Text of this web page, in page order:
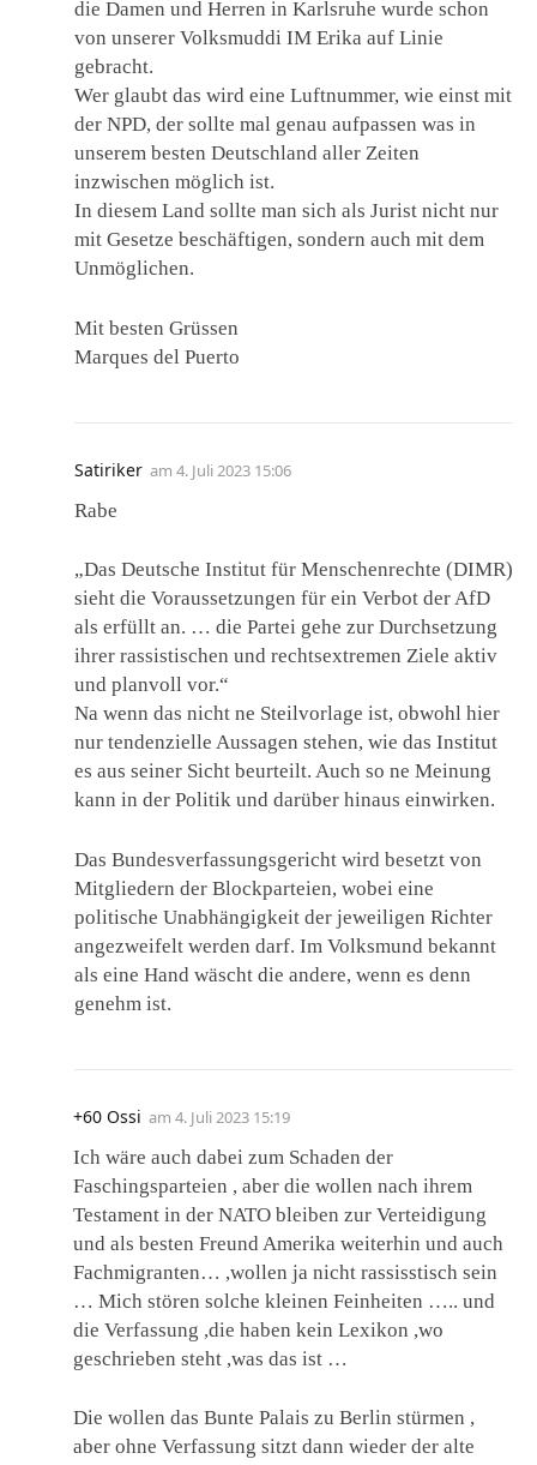
die Damen und Herren in Karlsruhe wurde schon
von unserer Volksmuddi IM Erika auf Linie
gebracht.
Wer glaubt das wird eine Luftnummer, wie einst mit
der NPD, der sollte mal genau aufpassen was in
unserem besten Deutschland aller Zeiten
inzwischen möglich ist.
In diesem Land sollte man sich als Jurist nicht nur
mit Gesetze beschäftigen, sondern auch mit dem
Unmöglichen.
Mit besten Grüssen
Marques del Puerto
Satiriker am 4. Juli 2023 15:06
Rabe
„Das Deutsche Institut für Menschenrechte (DIMR)
sieht die Voraussetzungen für ein Verbot der AfD
als erfüllt an. … die Partei gehe zur Durchsetzung
ihrer rassistischen und rechtsextremen Ziele aktiv
und planvoll vor.“
Na wenn das nicht ne Steilvorlage ist, obwohl hier
nur tendenzielle Aussagen stehen, wie das Institut
es aus seiner Sicht beurteilt. Auch so ne Meinung
kann in der Politik und darüber hinaus einwirken.
Das Bundesverfassungsgericht wird besetzt von
Mitgliedern der Blockparteien, wobei eine
politische Unabhängigkeit der jeweiligen Richter
angezweifelt werden darf. Im Volksmund bekannt
als eine Hand wäscht die andere, wenn es denn
genehm ist.
+60 Ossi am 4. Juli 2023 15:19
Ich wäre auch dabei zum Schaden der
Faschingsparteien , aber die wollen nach ihrem
Testament in der NATO bleiben zur Verteidigung
und als besten Freund Amerika weiterhin und auch
Fachmigranten… ,wollen ja nicht rassisstisch sein
… Mich stören solche kleinen Feinheiten ….. und
die Verfassung ,die haben kein Lexikon ,wo
geschrieben steht ,was das ist …
Die wollen das Bunte Palais zu Berlin stürmen ,
aber ohne Verfassung sitzt dann wieder der alte